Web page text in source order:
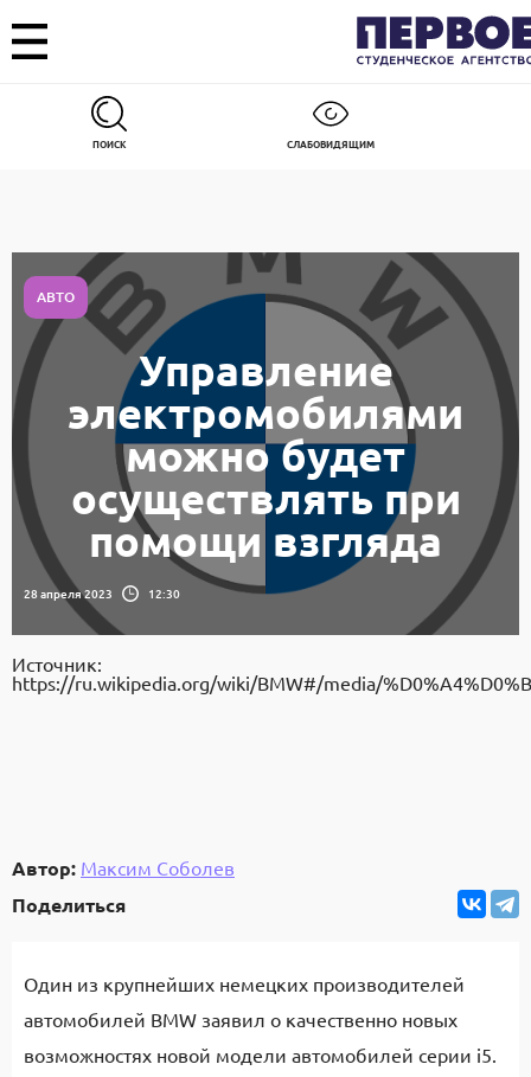
ПОИСК СЛАБОВИДЯЩИМ
АВТО
Управление
электромобилями
можно будет
осуществлять при
помощи взгляда
28 апреля 2023 12:30
Источник:
https://ru.wikipedia.org/wiki/BMW#/media/
Автор: Максим Соболев
Поделиться
Один из крупнейших немецких производителей
автомобилей BMW заявил о качественно новых
возможностях новой модели автомобилей серии i5.